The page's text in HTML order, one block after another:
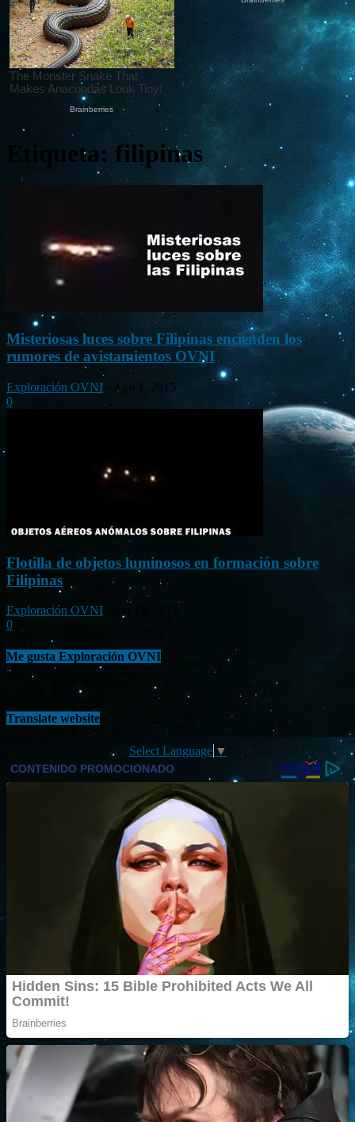
Etiqueta: filipinas
Misteriosas luces sobre Filipinas encienden los
rumores de avistamientos OVNI
Exploración OVNI - Ago 1, 2015
0
Flotilla de objetos luminosos en formación sobre
Filipinas
Exploración OVNI
0
Me gusta Exploración OVNI
Translate website
Select Language ▼